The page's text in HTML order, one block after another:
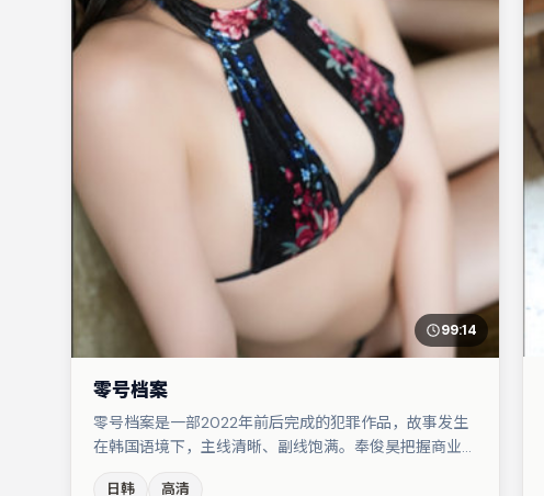
99:14
零号档案
零号档案是一部2022年前后完成的犯罪作品，故事发生
在韩国语境下，主线清晰、副线饱满。奉俊昊把握商业节
日韩 高清